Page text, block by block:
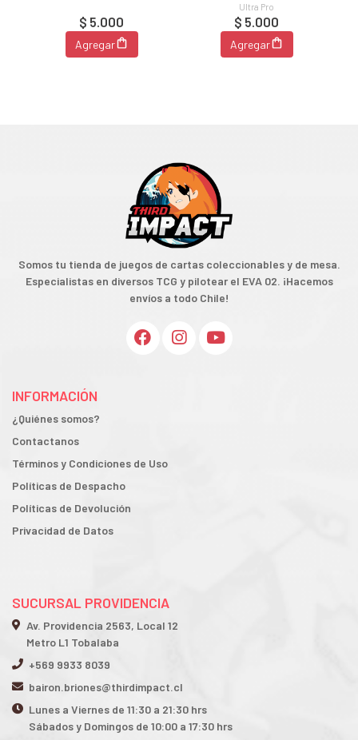
$ 5.000
Agregar
Ultra Pro
$ 5.000
Agregar
Somos tu tienda de juegos de cartas coleccionables y de mesa.
Especialistas en diversos TCG y pilotear el EVA 02. ¡Hacemos
envíos a todo Chile!
INFORMACIÓN
¿Quiénes somos?
Contactanos
Términos y Condiciones de Uso
Políticas de Despacho
Políticas de Devolución
Privacidad de Datos
SUCURSAL PROVIDENCIA
Av. Providencia 2563, Local 12
Metro L1 Tobalaba
+569 9933 8039
bairon.briones@thirdimpact.cl
Lunes a Viernes de 11:30 a 21:30 hrs
Sábados y Domingos de 10:00 a 17:30 hrs